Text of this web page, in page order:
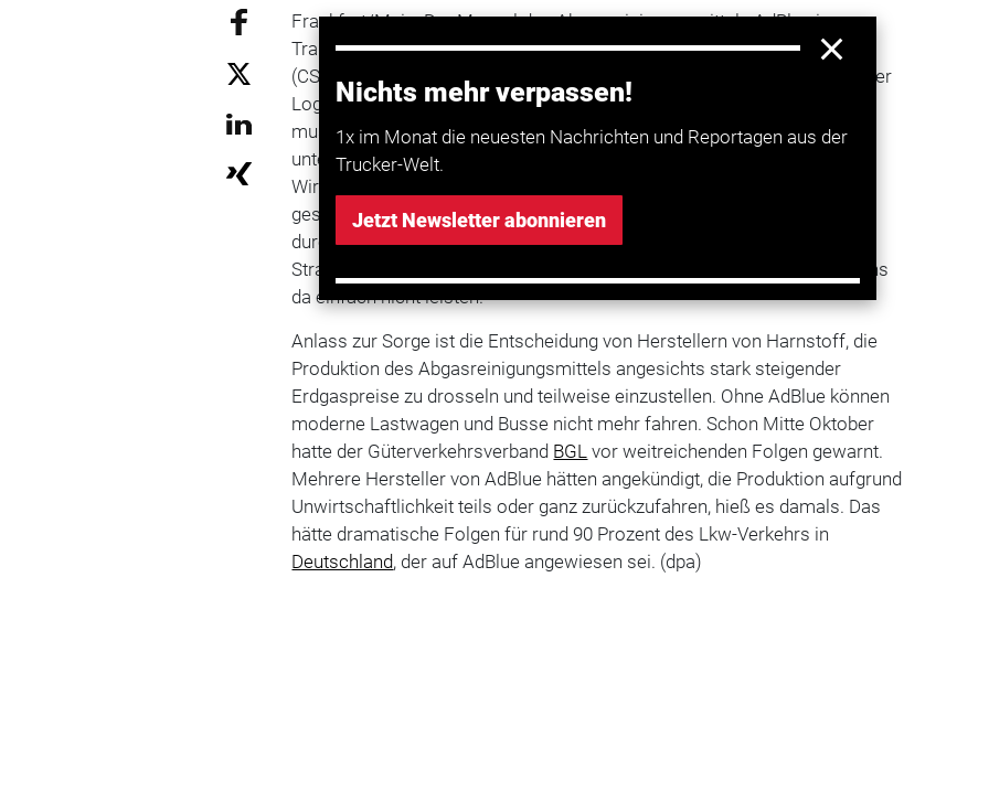
Nichts mehr verpassen!
1x im Monat die neuesten Nachrichten und Reportagen aus der
Trucker-Welt.
Jetzt Newsletter abonnieren
Frankfurt/Main. Der Mangel des Abgasreinigungsmittels AdBlue im
Transportgewerbe alarmiertBundesverkehrsminister Andreas Scheuer
(CSU). „Wir haben die Lage genau im Blick und nehmen die Warnungen der
Logistiker sehr ernst“, sagte Scheuer dem „Handelsblatt“. „Oberstes Ziel
muss es sein, unsere Lieferketten weiter am Laufen zu halten.“ Er
unterstütze den Vorschlag der Branche nach einem Runden Tisch im
Wirtschaftsministerium, um schnell Abhilfe zu schaffen, sagte der
geschäftsführende Minister. „Die internationalen Transportketten sind
durchCoronaimmer noch sehr angespannt. Dass Teile des
Straßentransports durch einen Rohstoffmangel ausfallen, können wir uns
da einfach nicht leisten.“
Anlass zur Sorge ist die Entscheidung von Herstellern von Harnstoff, die
Produktion des Abgasreinigungsmittels angesichts stark steigender
Erdgaspreise zu drosseln und teilweise einzustellen. Ohne AdBlue können
moderne Lastwagen und Busse nicht mehr fahren. Schon Mitte Oktober
hatte der Güterverkehrsverband BGL vor weitreichenden Folgen gewarnt.
Mehrere Hersteller von AdBlue hätten angekündigt, die Produktion aufgrund
Unwirtschaftlichkeit teils oder ganz zurückzufahren, hieß es damals. Das
hätte dramatische Folgen für rund 90 Prozent des Lkw-Verkehrs in
Deutschland, der auf AdBlue angewiesen sei. (dpa)